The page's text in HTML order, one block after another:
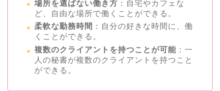
場所を選ばない働き方 ：自宅やカフェな
ど、自由な場所で働くことができる。
柔軟な勤務時間 ：自分の好きな時間に、働
くことができる。
複数のクライアントを持つことが可能 ：一
人の秘書が複数のクライアントを持つこと
ができる。